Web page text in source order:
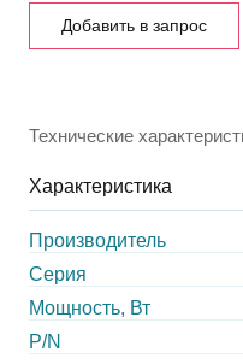
Добавить в запрос
Технические
Характеристика
Производитель
Серия
Мощность, Вт
P/N